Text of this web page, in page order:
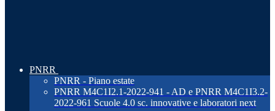
PNRR
PNRR - Piano estate
PNRR M4C1I2.1-2022-941 - AD e PNRR M4C1I3.2-
2022-961 Scuole 4.0 sc. innovative e laboratori next